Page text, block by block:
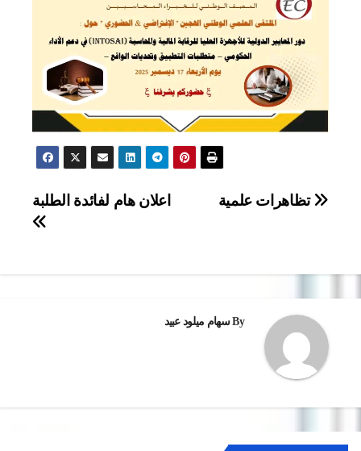
تصفّح
اعلان هام لفائدة الطلبة تظاهرات علمية
By سهام ميلود عبيد